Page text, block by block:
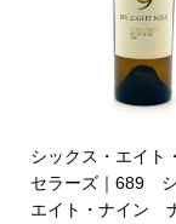
シックス・エイト
セラーズ｜689 シ
エイト・ナイン